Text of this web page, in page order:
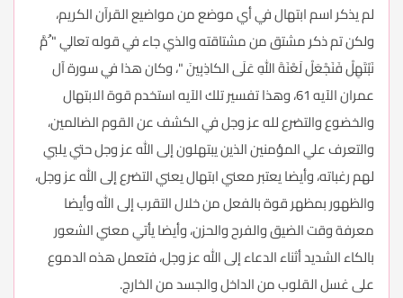
لم يذكر اسم ابتهال في أي موضع من مواضيع القرآن الكريم،
ولكن تم ذكر مشتق من مشتاقته والذي جاء في قوله تعالي " ُمَّ
نَبْتَهِلْ فَنَجْعَلْ لَعْنَةَ اللهِ عَلَى الكاذِبِينَ "، وكان هذا في سورة آل
عمران الآيه 61، وهذا تفسير تلك الآيه استخدم قوة الابتهال
والخضوع والتضرع لله عز وجل في الكشف عن القوم الضالمين،
والتعرف علي المؤمنين الذين يبتهلون إلى الله عز وجل حتي يلبي
لهم رغباته، وأيضا يعتبر معني ابتهال يعني التضرع إلى الله عز وجل،
والظهور بمظهر قوة بالفعل من خلال التقرب إلى الله وأيضا
معرفة وقت الضيق والفرح والحزن، وأيضا يأتي معني الشعور
بالكاء الشديد أثناء الدعاء إلى الله عز وجل، فتعمل هذه الدموع
على غسل القلوب من الداخل والجسد من الخارج.